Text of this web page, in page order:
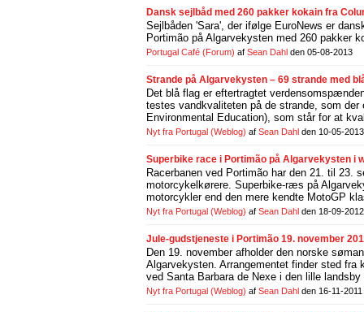
Dansk sejlbåd med 260 pakker kokain fra
Sejlbåden 'Sara', der ifølge EuroNews er
Portimão på Algarvekysten med 260 pakker
Portugal Café (Forum) af Sean Dahl den 05-08-2013
Strande på Algarvekysten – 69 strande med
Det blå flag er eftertragtet
testes vandkvaliteten på de strande, som
Environmental Education), som står for at
Nyt fra Portugal (Weblog) af Sean Dahl den 10-05-2013
Superbike race i Portimão på Algarvekysten i
Racerbanen ved Portimão har den 21. til 23.
motorcykelkørere. Superbike-ræs på
motorcykler end den mere kendte MotoGP
Nyt fra Portugal (Weblog) af Sean Dahl den 18-09-2012
Jule-gudstjeneste i Portimão 19. november
Den 19. november afholder den norske
Algarvekysten. Arrangementet finder sted
ved Santa Barbara de Nexe i den lille
Nyt fra Portugal (Weblog) af Sean Dahl den 16-11-2011